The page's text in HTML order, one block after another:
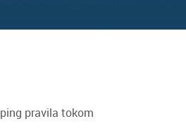
pravila tokom